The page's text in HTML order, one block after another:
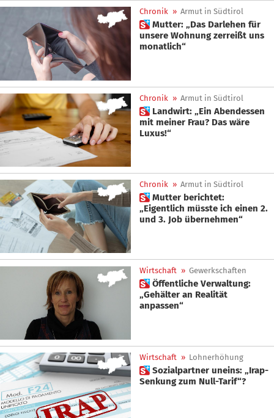
Chronik » Armut in Südtirol
 Mutter: „Das Darlehen für
unsere Wohnung zerreißt uns
monatlich“
Chronik » Armut in Südtirol
 Landwirt: „Ein Abendessen
mit meiner Frau? Das wäre
Luxus!“
Chronik » Armut in Südtirol
 Mutter berichtet:
„Eigentlich müsste ich einen 2.
und 3. Job übernehmen“
Wirtschaft » Gewerkschaften
 Öffentliche Verwaltung:
„Gehälter an Realität
anpassen“
Wirtschaft » Lohnerhöhung
 Sozialpartner uneins: „Irap-
Senkung zum Null-Tarif“?